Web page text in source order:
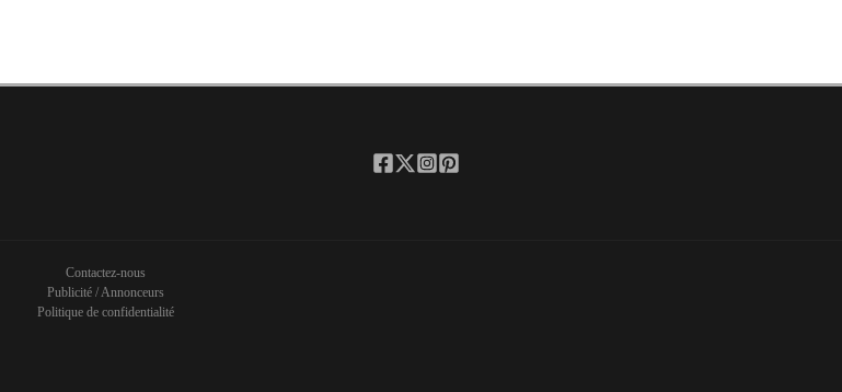
Contactez-nous
Publicité / Annonceurs
Politique de confidentialité